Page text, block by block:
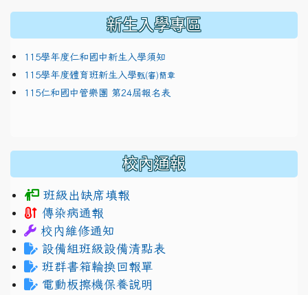
新生入學專區
115學年度仁和國中新生入學須知
115學年度體育班新生入學甄(審)簡章
115仁和國中管樂團 第24屆報名表
校內通報
班級出缺席填報
傳染病通報
校內維修通知
設備組班級設備清點表
班群書箱輪換回報單
電動板擦機保養說明